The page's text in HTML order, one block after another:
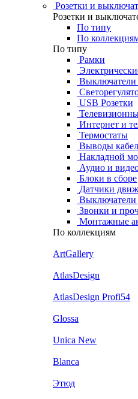
Розетки и
Розетки и
По типу
По
По типу
Рамки
Выключатели
USB Розетки
Интернет и
Термостаты
Выводы
Накладной
Аудио и
Блоки в сборе
Датчики
Выключатели
Звонки и
Монтажные
По коллекциям
ArtGallery
AtlasDesign
AtlasDesign Profi54
Glossa
Unica New
Blanca
Этюд